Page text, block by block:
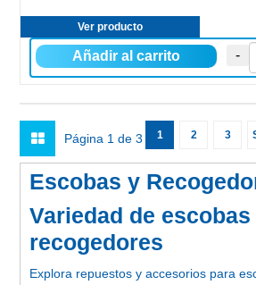
Ver producto
Página 1 de 3 1 2 3
Escobas y
Variedad de escobas
recogedores
Explora repuestos y accesorios para